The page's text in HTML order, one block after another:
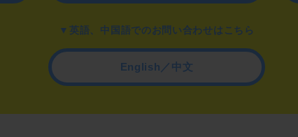
▼英語、中国語でのお問い合わせはこちら
English／中文